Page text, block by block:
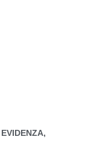
EVIDENZA,